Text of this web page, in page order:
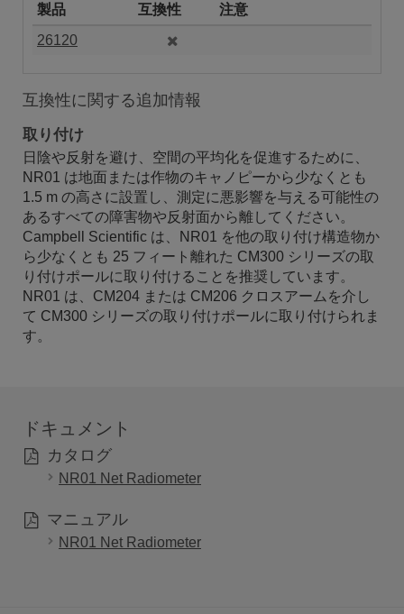
製品 互換性
注意
26120
互換性に関する追加情報
取り付け
日陰や反射を避け、空間の平均化を促進するために、
NR01 は地面または作物のキャノピーから少なくとも
1.5 m の高さに設置し、測定に悪影響を与える可能性の
あるすべての障害物や反射面から離してください。
Campbell Scientific は、NR01 を他の取り付け構造物か
ら少なくとも 25 フィート離れた CM300 シリーズの取
り付けポールに取り付けることを推奨しています。
NR01 は、CM204 または CM206 クロスアームを介し
て CM300 シリーズの取り付けポールに取り付けられま
す。
ドキュメント
カタログ
NR01 Net Radiometer
マニュアル
NR01 Net Radiometer